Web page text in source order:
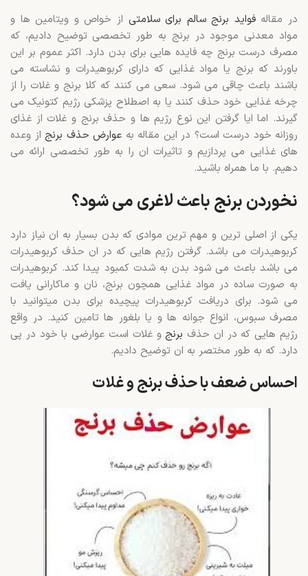
در مقالهفواید برنج سالم برای سلامتی از خواص و ویتامین ها و
مواد معدنی موجود در برنج به طور تخصصی توضیح دادیم، که
مصرف درست برنج چه فایده هایی برای بدن دارد. اکثر عموم بر این
باورند که برنج یا مواد غذایی که دارای کربوهیدرات و نشاسته می
باشند باعث چاقی می شود. سعی می کنند که کلا برنج و غلات را از
چرخه غذایی خود حذف کنند یا به اصطلاح پزشکی رژیم کتونیک می
گیرند. اما ایا گرفتن این نوع رژیم ها و حذف برنج و غلات از غذای
روزانه خود درست است؟ در این مقاله به عوارض حذف برنج از وعده
های غذایی می پردازیم و تاثیرات ان را به طور تخصصی ارائه می
دهیم. با ما همراه باشید.
نخوردن برنج باعث لاغری می شود؟
یکی از اصلی ترین و مهم ترین موادی که بدن بسیار به ان نیاز دارد
کربوهیدرات می باشد. گرفتن رژیم هایی که در ان حذف کربوهیدرات
می باشد باعث می شود بدن به شدت کمبود پیدا کند. کربوهیدرات
به صورت ساده در مواد غذایی همچون برنج، نان و ماکارانی یافت
می شود. برای دریافت کربوهیدرات پیچیده برای بدن میتوانید با
مصرف سبوس، انواع جوانه ها و یا بلغور ها تامین کنید. در واقع
رژیم هایی که در ان حذف برنجو غلات است عوارضی با خود در پی
دارد. که به طور مختصر به ان توضیح دادیم.
احساس ضعف با حذف برنج و غلات